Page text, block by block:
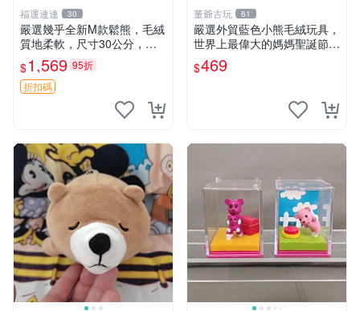
福運連連 30
嚴選幾乎全新M款鬆熊，毛絨
質地柔軟，尺寸30公分，做
工精緻可愛，適合收藏或贈送
親友。中古使用痕跡，手感依
然優良。 鬆熊 嬰熊 毛玩偶
$1,569 95折
折扣碼
董爺古玩 61
嚴選外貿藍色小熊毛絨玩具，
世界上最偉大的媽媽聖誕節推
薦禮物 五角星 兒童玩具 母親
節
$469